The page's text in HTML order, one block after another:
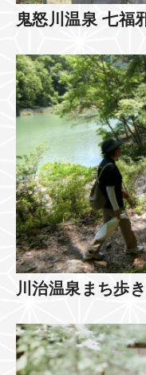
鬼怒川温泉 七福
川治温泉まち歩